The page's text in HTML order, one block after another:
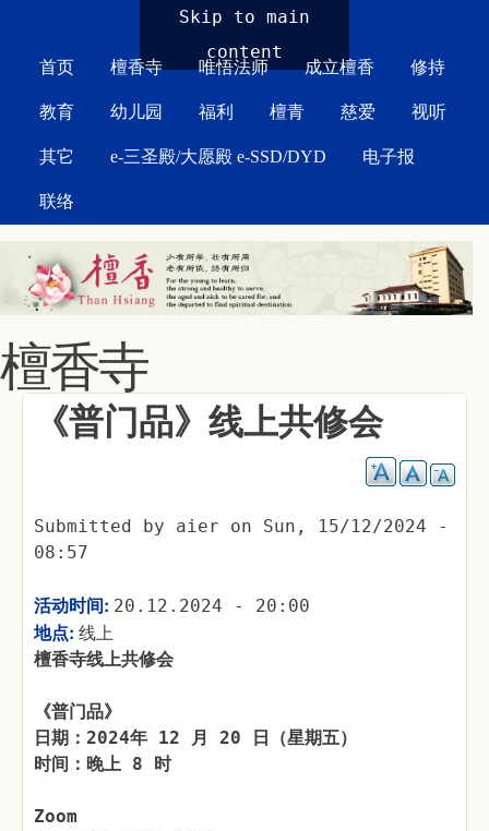
Skip to main
content
首页 檀香寺 唯悟法师 成立檀香 修持
教育 幼儿园 福利 檀青 慈爱 视听
其它 e-三圣殿/大愿殿 e-SSD/DYD 电子报
联络
檀香寺
《普门品》线上共修会
Submitted by aier on Sun, 15/12/2024 -
08:57
活动时间: 20.12.2024 - 20:00
地点: 线上
檀香寺线上共修会
《普门品》
日期：2024年 12 月 20 日（星期五）
时间：晚上 8 时
Zoom